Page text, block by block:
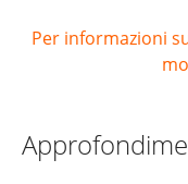
Per informazioni